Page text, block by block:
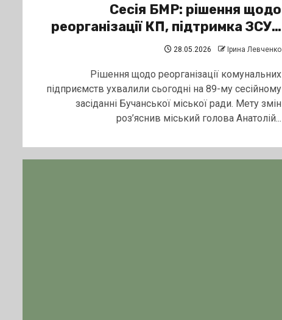
Сесія БМР: рішення щодо
реорганізації КП, підтримка ЗСУ…
28.05.2026 Ірина Левченко
Рішення щодо реорганізації комунальних
підприємств ухвалили сьогодні на 89-му сесійному
засіданні Бучанської міської ради. Мету змін
роз’яснив міський голова Анатолій...